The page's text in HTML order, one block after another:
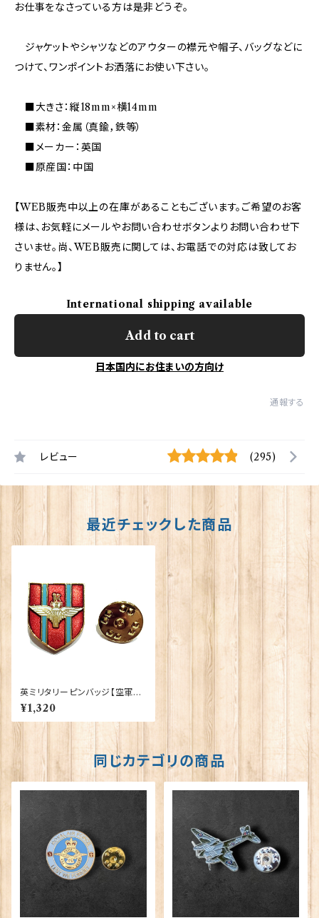
お仕事をなさっている方は是非どうぞ。
ジャケットやシャツなどのアウターの襟元や帽子、バッグなどに
つけて、ワンポイントお洒落にお使い下さい。
■大きさ：縦18mm×横14mm
■素材：金属（真鍮，鉄等）
■メーカー：英国
■原産国：中国
【WEB販売中以上の在庫があることもございます。ご希望のお客
様は、お気軽にメールやお問い合わせボタンよりお問い合わせ下
さいませ。尚、WEB販売に関しては、お電話での対応は致してお
りません。】
International shipping available
Add to cart
日本国内にお住まいの方向け
通報する
レビュー (295)
最近チェックした商品
英ミリタリーピンバッジ【空軍=S
hield Paratroops】Tradition
90043-M009
¥1,320
同じカテゴリの商品